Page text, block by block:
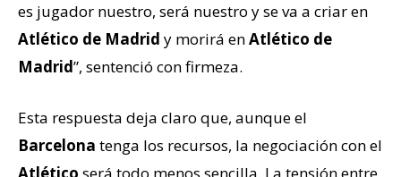
es jugador nuestro, será nuestro y se va a criar en
Atlético de Madrid y morirá enAtlético de
Madrid”, sentenció con firmeza.
Esta respuesta deja claro que, aunque el
Barcelona tenga los recursos, la negociación con el